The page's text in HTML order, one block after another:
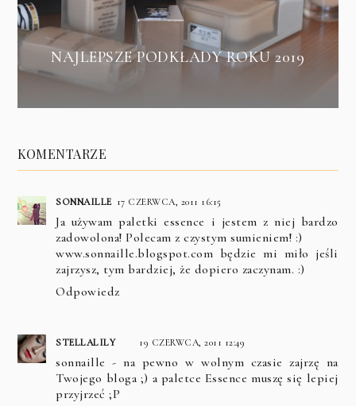
NAJLEPSZE PODKŁADY ROKU 2019
KOMENTARZE
SONNAILLE 17 CZERWCA, 2011 16:15
Ja używam paletki essence i jestem z niej bardzo
zadowolona! Polecam z czystym sumieniem! :)
www.sonnaille.blogspot.com będzie mi miło jeśli
zajrzysz, tym bardziej, że dopiero zaczynam. :)
Odpowiedz
STELLALILY 19 CZERWCA, 2011 12:49
sonnaille - na pewno w wolnym czasie zajrzę na
Twojego bloga ;) a paletce Essence muszę się lepiej
przyjrzeć ;P